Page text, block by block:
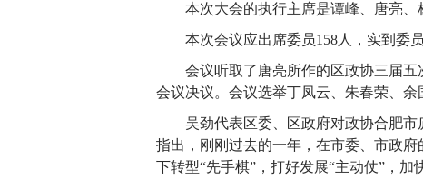
本次大会的执行主席是谭峰、唐亮、
本次会议应出席委员158人，实到委
会议听取了唐亮所作的区政协三届
会议决议。会议选举丁凤云、朱春荣、余
吴劲代表区委、区政府对政协合肥
指出，刚刚过去的一年，在市委、市政
下转型“先手棋”，打好发展“主动仗”，